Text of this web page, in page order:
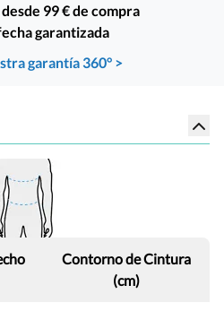
99 € de compra
garantizada
garantía 360° >
Contorno de Cintura
(cm)